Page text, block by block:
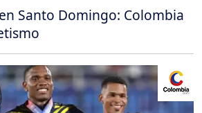
Santo Domingo: Colombia